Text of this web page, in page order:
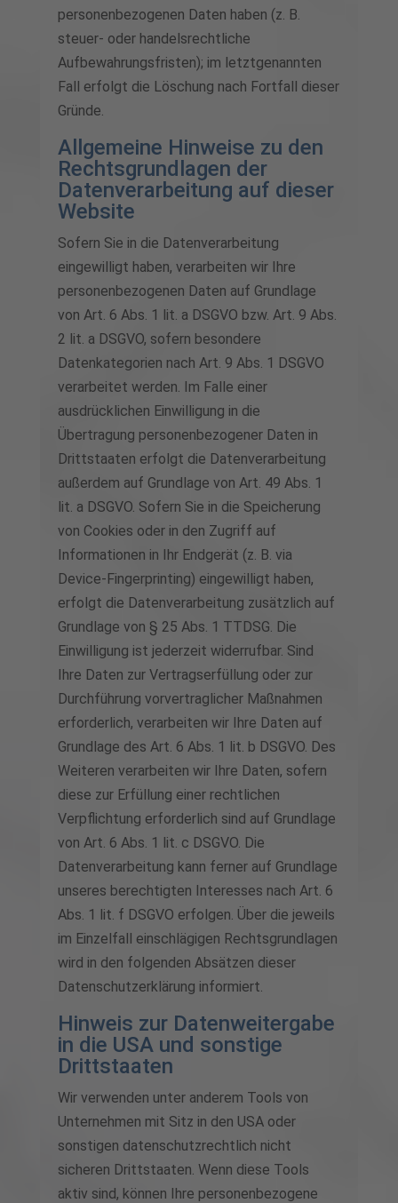
personenbezogenen Daten haben (z. B.
steuer- oder handelsrechtliche
Aufbewahrungsfristen); im letztgenannten
Fall erfolgt die Löschung nach Fortfall dieser
Gründe.
Allgemeine Hinweise zu den
Rechtsgrundlagen der
Datenverarbeitung auf dieser
Website
Sofern Sie in die Datenverarbeitung
eingewilligt haben, verarbeiten wir Ihre
personenbezogenen Daten auf Grundlage
von Art. 6 Abs. 1 lit. a DSGVO bzw. Art. 9 Abs.
2 lit. a DSGVO, sofern besondere
Datenkategorien nach Art. 9 Abs. 1 DSGVO
verarbeitet werden. Im Falle einer
ausdrücklichen Einwilligung in die
Übertragung personenbezogener Daten in
Drittstaaten erfolgt die Datenverarbeitung
außerdem auf Grundlage von Art. 49 Abs. 1
lit. a DSGVO. Sofern Sie in die Speicherung
von Cookies oder in den Zugriff auf
Informationen in Ihr Endgerät (z. B. via
Device-Fingerprinting) eingewilligt haben,
erfolgt die Datenverarbeitung zusätzlich auf
Grundlage von § 25 Abs. 1 TTDSG. Die
Einwilligung ist jederzeit widerrufbar. Sind
Ihre Daten zur Vertragserfüllung oder zur
Durchführung vorvertraglicher Maßnahmen
erforderlich, verarbeiten wir Ihre Daten auf
Grundlage des Art. 6 Abs. 1 lit. b DSGVO. Des
Weiteren verarbeiten wir Ihre Daten, sofern
diese zur Erfüllung einer rechtlichen
Verpflichtung erforderlich sind auf Grundlage
von Art. 6 Abs. 1 lit. c DSGVO. Die
Datenverarbeitung kann ferner auf Grundlage
unseres berechtigten Interesses nach Art. 6
Abs. 1 lit. f DSGVO erfolgen. Über die jeweils
im Einzelfall einschlägigen Rechtsgrundlagen
wird in den folgenden Absätzen dieser
Datenschutzerklärung informiert.
Hinweis zur Datenweitergabe
in die USA und sonstige
Drittstaaten
Wir verwenden unter anderem Tools von
Unternehmen mit Sitz in den USA oder
sonstigen datenschutzrechtlich nicht
sicheren Drittstaaten. Wenn diese Tools
aktiv sind, können Ihre personenbezogene